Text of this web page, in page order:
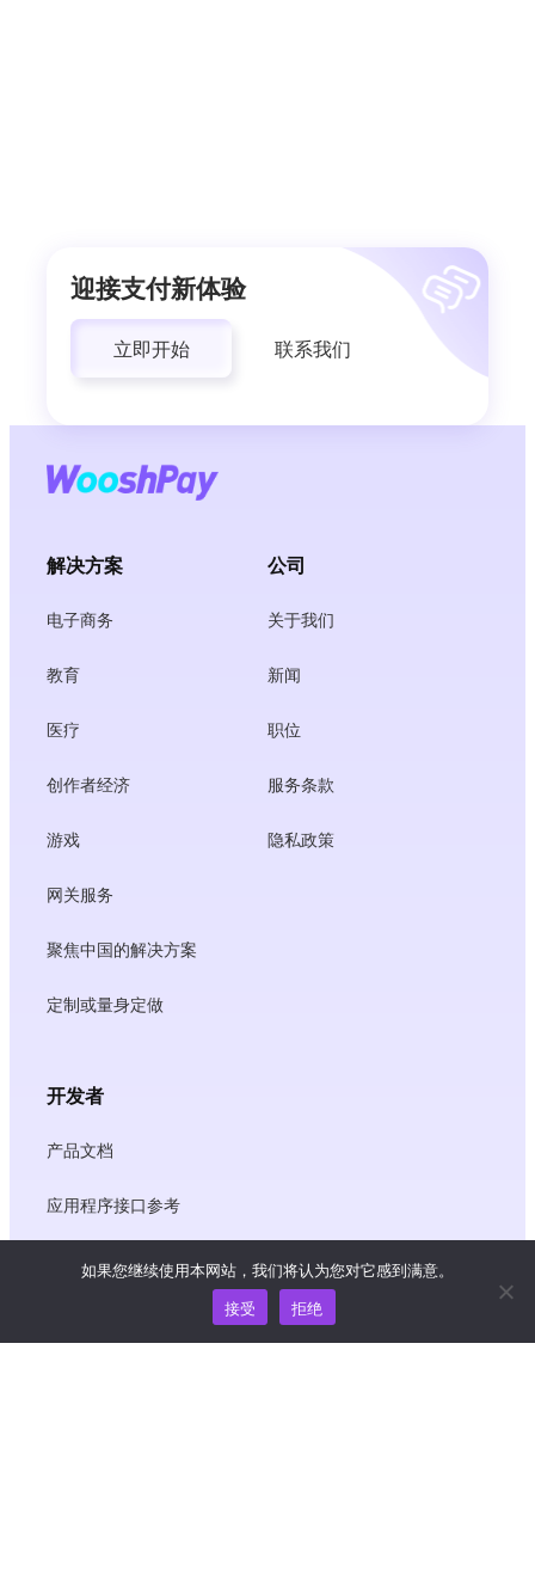
迎接支付新体验
立即开始 联系我们
解决方案
电子商务
教育
医疗
创作者经济
游戏
网关服务
聚焦中国的解决方案
定制或量身定做
公司
关于我们
新闻
职位
服务条款
隐私政策
开发者
产品文档
应用程序接口参考
JS SDK 参考资料
资源
如果您继续使用本网站，我们将认为您对它感到满意。
接受
拒绝